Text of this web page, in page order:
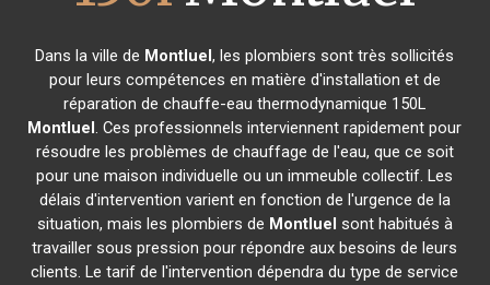
Dans la ville de Montluel, les plombiers sont très sollicités
pour leurs compétences en matière d'installation et de
réparation de chauffe-eau thermodynamique 150L
Montluel. Ces professionnels interviennent rapidement pour
résoudre les problèmes de chauffage de l'eau, que ce soit
pour une maison individuelle ou un immeuble collectif. Les
délais d'intervention varient en fonction de l'urgence de la
situation, mais les plombiers de Montluel sont habitués à
travailler sous pression pour répondre aux besoins de leurs
clients. Le tarif de l'intervention dépendra du type de service